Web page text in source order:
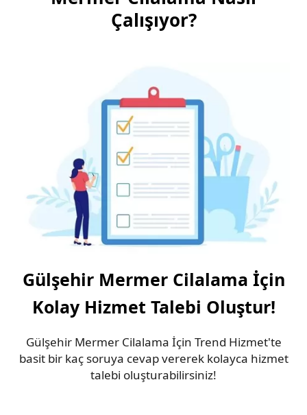
Çalışıyor?
Gülşehir Mermer Cilalama İçin
Kolay Hizmet Talebi Oluştur!
Gülşehir Mermer Cilalama İçin Trend Hizmet'te
basit bir kaç soruya cevap vererek kolayca hizmet
talebi oluşturabilirsiniz!